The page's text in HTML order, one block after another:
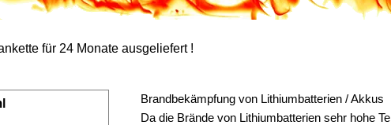
für 24 Monate ausgeliefert !
Brandbekämpfung von Lithiumbatterien / Akkus
Da die Brände von Lithiumbatterien sehr hohe